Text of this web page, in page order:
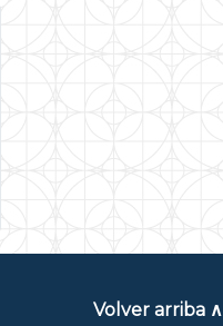
Volver arriba ∧